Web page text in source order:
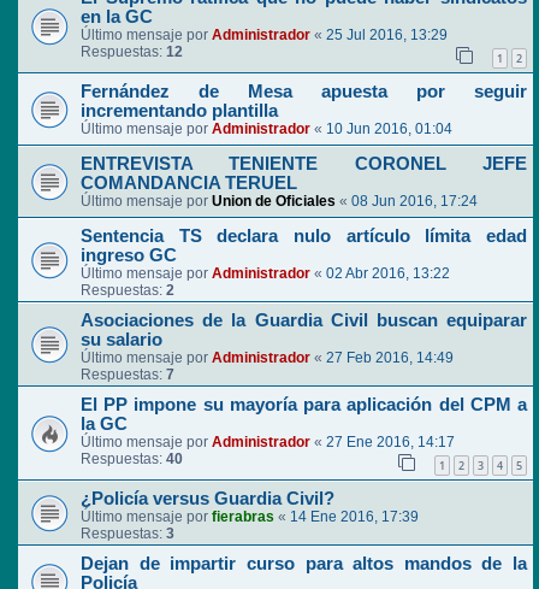
en la GC
Último mensaje por Administrador « 25 Jul 2016, 13:29
Respuestas: 12 1 2
Fernández de Mesa apuesta por seguir
incrementando plantilla
Último mensaje por Administrador « 10 Jun 2016, 01:04
ENTREVISTA TENIENTE CORONEL JEFE
COMANDANCIA TERUEL
Último mensaje por Union de Oficiales « 08 Jun 2016, 17:24
Sentencia TS declara nulo artículo límita edad
ingreso GC
Último mensaje por Administrador « 02 Abr 2016, 13:22
Respuestas: 2
Asociaciones de la Guardia Civil buscan equiparar
su salario
Último mensaje por Administrador « 27 Feb 2016, 14:49
Respuestas: 7
El PP impone su mayoría para aplicación del CPM a
la GC
Último mensaje por Administrador « 27 Ene 2016, 14:17
Respuestas: 40 1 2 3 4 5
¿Policía versus Guardia Civil?
Último mensaje por fierabras « 14 Ene 2016, 17:39
Respuestas: 3
Dejan de impartir curso para altos mandos de la
Policía